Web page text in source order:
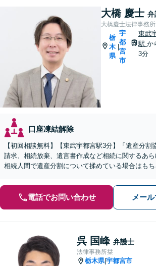
大橋 慶士 弁
大橋慶士法律事務所
栃
木
県
宇
都
宮
市
東武
駅 か
3分
口座凍結解除
【初回相談無料】【東武宇都宮駅3分】「遺産分割
請求、相続放棄、遺言書作成など相続に関するあら
相続人間で遺産分割について揉めている場合はもち
電話でお問い合わせ メー
呉 国峰 弁護士
法律事務所栞
栃木県|宇都宮市